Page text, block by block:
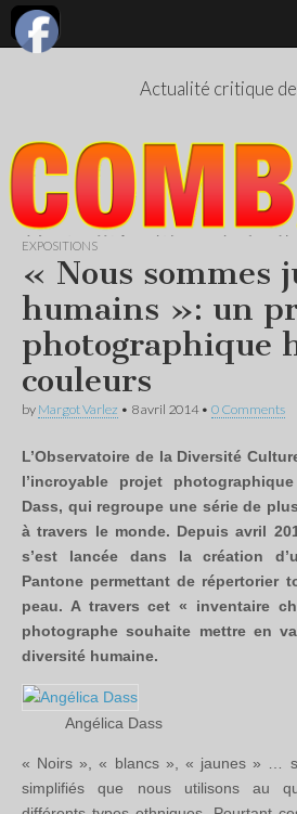
Actualité critique
EXPOSITIONS
« Nous sommes
humains »: un
photographique
couleurs
by Margot Varlez • 8 avril 2014• 0 Comments
L’Observatoire de la Diversité
l’incroyable projet photographique
Dass, qui regroupe une série de
à travers le monde. Depuis avril
s’est lancée dans la création
Pantone permettant de répertorier
peau. A travers cet « inventaire
photographe souhaite mettre en
diversité humaine.
Angélica Dass
« Noirs », « blancs », « jaunes » …
simplifiés que nous utilisons au